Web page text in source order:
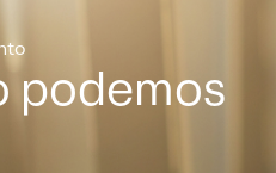
podemos